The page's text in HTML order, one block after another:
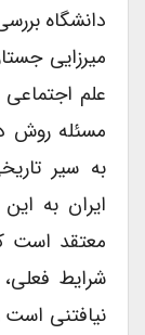
دانشگاه
میرزایی
علم اجتماعی
مسئله روش
به سیر
ایران به
معتقد است
شرایط
نیافتنی